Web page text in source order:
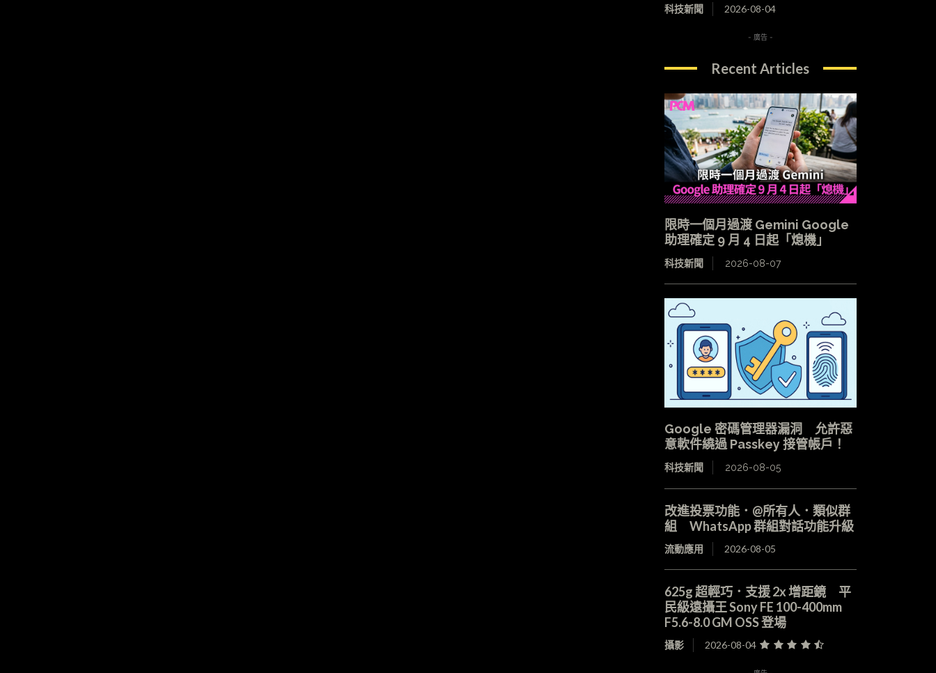
科技新聞 2026-08-04
- 廣告 -
Recent Articles
限時一個月過渡 Gemini Google
助理確定 9 月 4 日起「熄機」
科技新聞 2026-08-07
Google 密碼管理器漏洞 允許惡
意軟件繞過 Passkey 接管帳戶！
科技新聞 2026-08-05
改進投票功能．@所有人．類似群
組 WhatsApp 群組對話功能升級
流動應用 2026-08-05
625g 超輕巧．支援 2x 增距鏡 平
民級遠攝王 Sony FE 100-400mm
F5.6-8.0 GM OSS 登場
攝影 2026-08-04